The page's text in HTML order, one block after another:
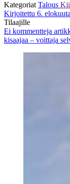
Kategoriat Talous
Kirjoitettu 6.
Tilaajille
Ei kommentteja
kisaajaa – voittaja